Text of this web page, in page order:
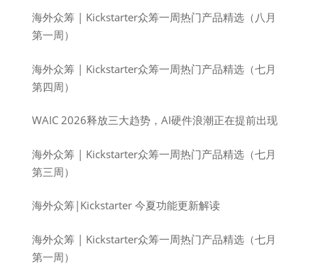
海外众筹 | Kickstarter众筹一周热门产品精选（八月
第一周）
海外众筹 | Kickstarter众筹一周热门产品精选（七月
第四周）
WAIC 2026释放三大趋势，AI硬件浪潮正在提前出现
海外众筹 | Kickstarter众筹一周热门产品精选（七月
第三周）
海外众筹|Kickstarter 今夏功能更新解读
海外众筹 | Kickstarter众筹一周热门产品精选（七月
第一周）